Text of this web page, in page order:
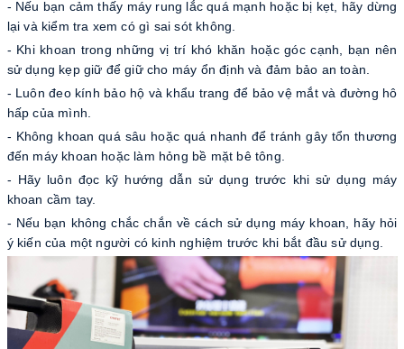
- Nếu bạn cảm thấy máy rung lắc quá mạnh hoặc bị kẹt, hãy dừng
lại và kiểm tra xem có gì sai sót không.
- Khi khoan trong những vị trí khó khăn hoặc góc cạnh, bạn nên
sử dụng kẹp giữ để giữ cho máy ổn định và đảm bảo an toàn.
- Luôn đeo kính bảo hộ và khẩu trang để bảo vệ mắt và đường hô
hấp của mình.
- Không khoan quá sâu hoặc quá nhanh để tránh gây tổn thương
đến máy khoan hoặc làm hỏng bề mặt bê tông.
- Hãy luôn đọc kỹ hướng dẫn sử dụng trước khi sử dụng máy
khoan cầm tay.
- Nếu bạn không chắc chắn về cách sử dụng máy khoan, hãy hỏi
ý kiến ​​của một người có kinh nghiệm trước khi bắt đầu sử dụng.